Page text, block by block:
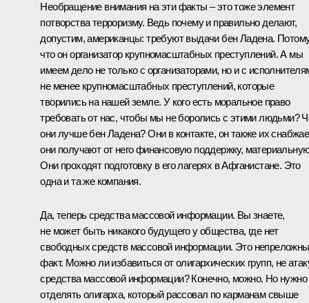
Необращение внимания на эти факты – это тоже элемент
потворства терроризму. Ведь почему и правильно делают,
допустим, американцы: требуют выдачи бен Ладена.
что он организатор крупномасштабных преступлений. А мы
имеем дело не только с организаторами, но и с
не менее крупномасштабных преступлений, которые
творились на нашей земле. У кого есть моральное право
требовать от нас, чтобы мы не боролись с этими людьми?
они лучше бен Ладена? Они в контакте, он также их
они получают от него финансовую поддержку,
Они проходят подготовку в его лагерях в Афганистане. Это
одна и та же компания.
Да, теперь средства массовой информации. Вы знаете,
не может быть никакого будущего у общества, где нет
свободных средств массовой информации. Это
факт. Можно ли избавиться от олигархических групп, не
средства массовой информации? Конечно, можно. Но нужно
отделять олигарха, который рассовал по карманам свыше